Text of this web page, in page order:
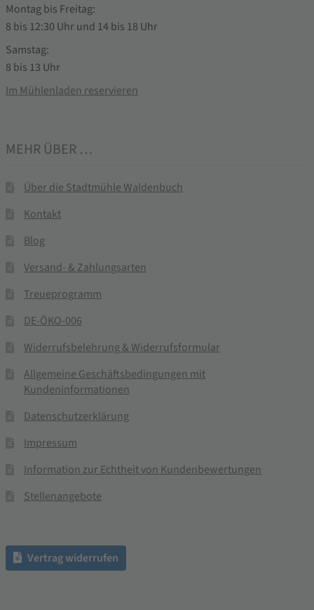
Montag bis Freitag:
8 bis 12:30 Uhr und 14 bis 18 Uhr
Samstag:
8 bis 13 Uhr
Im Mühlenladen reservieren
MEHR ÜBER …
Über die Stadtmühle Waldenbuch
Kontakt
Blog
Versand- & Zahlungsarten
Treueprogramm
DE-ÖKO-006
Widerrufsbelehrung & Widerrufsformular
Allgemeine Geschäftsbedingungen mit
Kundeninformationen
Datenschutzerklärung
Impressum
Information zur Echtheit von Kundenbewertungen
Stellenangebote
Vertrag widerrufen